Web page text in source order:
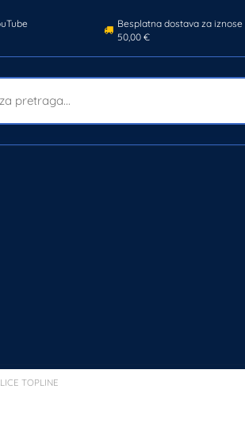
Besplatna dostava za iznose
50,00 €
TOPLINE